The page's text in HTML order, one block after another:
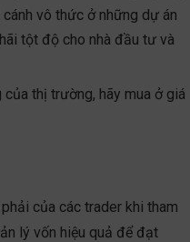
vô thức ở những dự án
tột độ cho nhà đầu tư và
thị trường, hãy mua ở giá
của các trader khi tham
lý vốn hiệu quả để đạt